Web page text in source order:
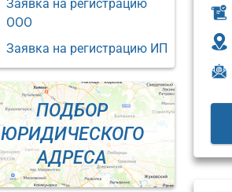
Заявка на регистрацию
ООО
Заявка на регистрацию ИП
ПОДБОР
ЮРИДИЧЕСКОГО
АДРЕСА